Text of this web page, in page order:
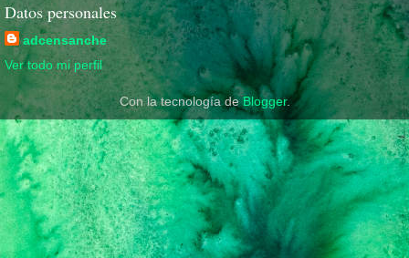
Datos personales
adcensanche
Ver todo mi perfil
Con la tecnología deBlogger.